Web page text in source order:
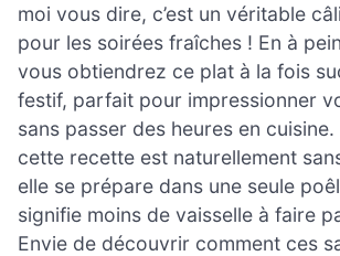
moi vous dire, c’est un véritable
pour les soirées fraîches ! En à
vous obtiendrez ce plat à la fois
festif, parfait pour impressionner
sans passer des heures en
cette recette est naturellement
elle se prépare dans une seule
signifie moins de vaisselle à faire
Envie de découvrir comment ces